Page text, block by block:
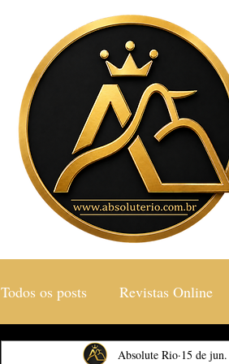
Todos os posts Revistas Online
Gastronomia & Turismo
Absolute Rio 15 de